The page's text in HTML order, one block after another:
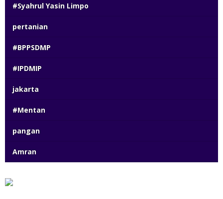
#Syahrul Yasin Limpo
pertanian
#BPPSDMP
#IPDMIP
jakarta
#Mentan
pangan
Amran